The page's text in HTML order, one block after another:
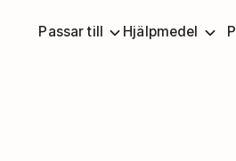
Passar till Hjälpmedel